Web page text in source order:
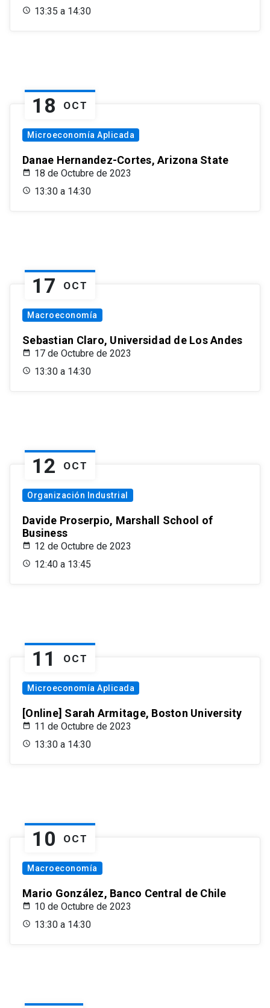
13:35 a 14:30
18 OCT
Microeconomía Aplicada
Danae Hernandez-Cortes, Arizona State
18 de Octubre de 2023
13:30 a 14:30
17 OCT
Macroeconomía
Sebastian Claro, Universidad de Los Andes
17 de Octubre de 2023
13:30 a 14:30
12 OCT
Organización Industrial
Davide Proserpio, Marshall School of
Business
12 de Octubre de 2023
12:40 a 13:45
11 OCT
Microeconomía Aplicada
[Online] Sarah Armitage, Boston University
11 de Octubre de 2023
13:30 a 14:30
10 OCT
Macroeconomía
Mario González, Banco Central de Chile
10 de Octubre de 2023
13:30 a 14:30